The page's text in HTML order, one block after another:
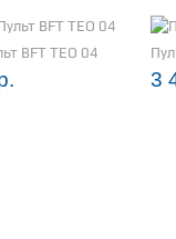
BFT TEO 04
3